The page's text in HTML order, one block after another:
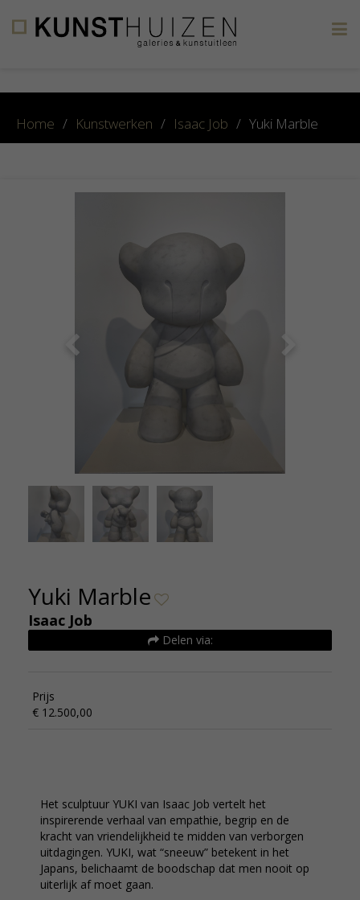
Home / Kunstwerken / Isaac Job / Yuki Marble
Yuki Marble
Isaac Job
Delen via:
Prijs
€ 12.500,00
Het sculptuur YUKI van Isaac Job vertelt het
inspirerende verhaal van empathie, begrip en de
kracht van vriendelijkheid te midden van verborgen
uitdagingen. YUKI, wat “sneeuw” betekent in het
Japans, belichaamt de boodschap dat men nooit op
uiterlijk af moet gaan.